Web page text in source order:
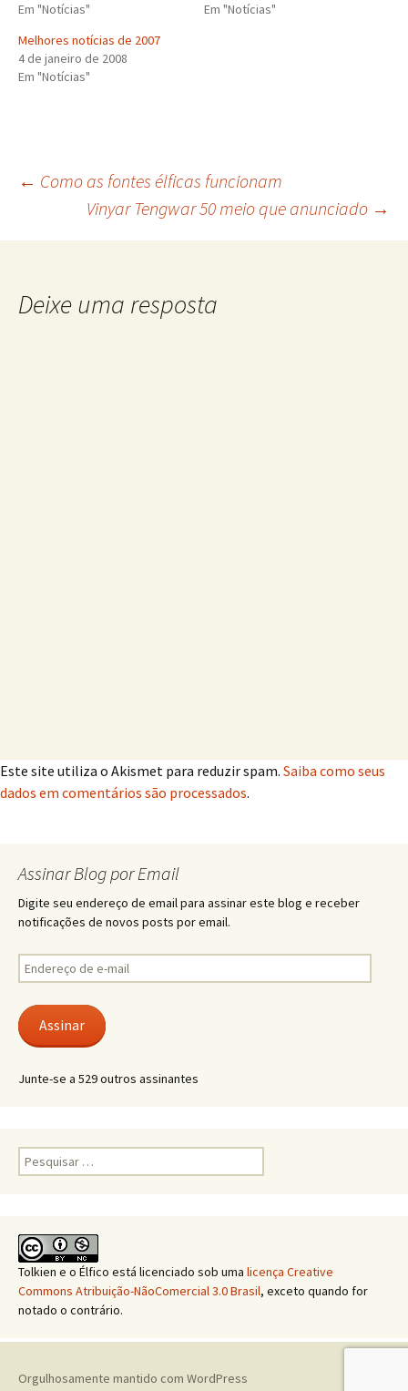
Em "Notícias"
Em "Notícias"
Melhores notícias de 2007
4 de janeiro de 2008
Em "Notícias"
Navegação
de
posts
← Como as fontes élficas funcionam
Vinyar Tengwar 50 meio que anunciado →
Deixe uma resposta
Este site utiliza o Akismet para reduzir spam. Saiba como seus
dados em comentários são processados.
Assinar Blog por Email
Digite seu endereço de email para assinar este blog e receber
notificações de novos posts por email.
Endereço
de
mail Assinar
Junte-se a 529 outros assinantes
Pesquisar
por:
Tolkien e o Élfico está licenciado sob uma licença Creative
Commons Atribuição-NãoComercial 3.0 Brasil, exceto quando for
notado o contrário.
Orgulhosamente mantido com WordPress